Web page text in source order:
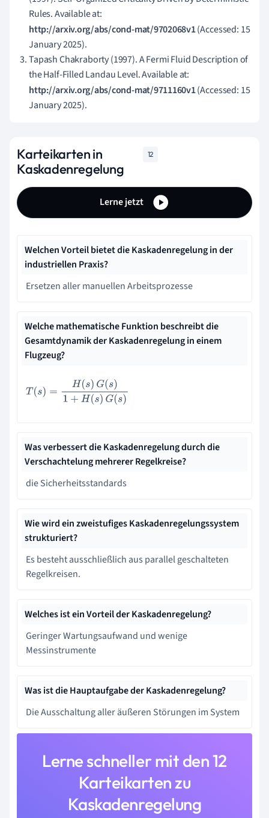
Rules. Available at:
http://arxiv.org/abs/cond-mat/9702068v1(Accessed: 15
January 2025).
Tapash Chakraborty (1997). A Fermi Fluid Description of
the Half-Filled Landau Level. Available at:
http://arxiv.org/abs/cond-mat/9711160v1(Accessed: 15
January 2025).
Karteikarten in
Kaskadenregelung
12
Lerne jetzt
Welchen Vorteil bietet die Kaskadenregelung in der
industriellen Praxis?
Ersetzen aller manuellen Arbeitsprozesse
Welche mathematische Funktion beschreibt die
Gesamtdynamik der Kaskadenregelung in einem
Flugzeug?
T(s) G(s)1+H(s)G(
Was verbessert die Kaskadenregelung durch die
Verschachtelung mehrerer Regelkreise?
die Sicherheitsstandards
Wie wird ein zweistufiges Kaskadenregelungssystem
strukturiert?
Es besteht ausschließlich aus parallel geschalteten
Regelkreisen.
Welches ist ein Vorteil der Kaskadenregelung?
Geringer Wartungsaufwand und wenige
Messinstrumente
Was ist die Hauptaufgabe der Kaskadenregelung?
Die Ausschaltung aller äußeren Störungen im System
Lerne schneller mit den 12
Karteikarten zu
Kaskadenregelung